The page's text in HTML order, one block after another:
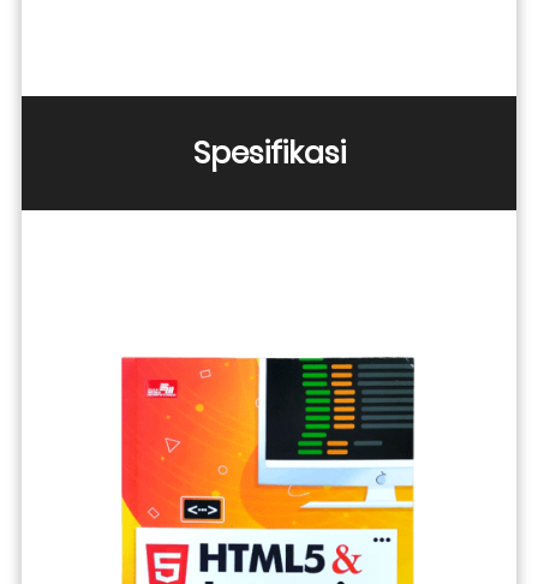
Spesifikasi